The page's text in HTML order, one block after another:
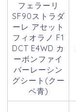
フェラーリ
SF90ストラダ
ーレ アセット
フィオラノ F1
DCT E4WD カ
ーボンファイ
バーレーシン
グシート(クー
ペ青)